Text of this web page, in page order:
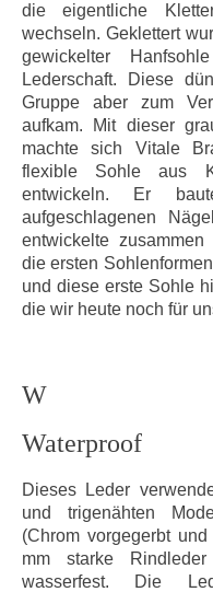
die eigentliche
wechseln. Geklettert
gewickelter
Lederschaft. Diese
Gruppe aber zum
aufkam. Mit dieser
machte sich Vitale
flexible Sohle aus
entwickeln. Er
aufgeschlagenen
entwickelte
die ersten
und diese erste Sohle
die wir heute noch für
W
Waterproof
Dieses Leder
und trigenähten
(Chrom vorgegerbt
mm starke
wasserfest. Die